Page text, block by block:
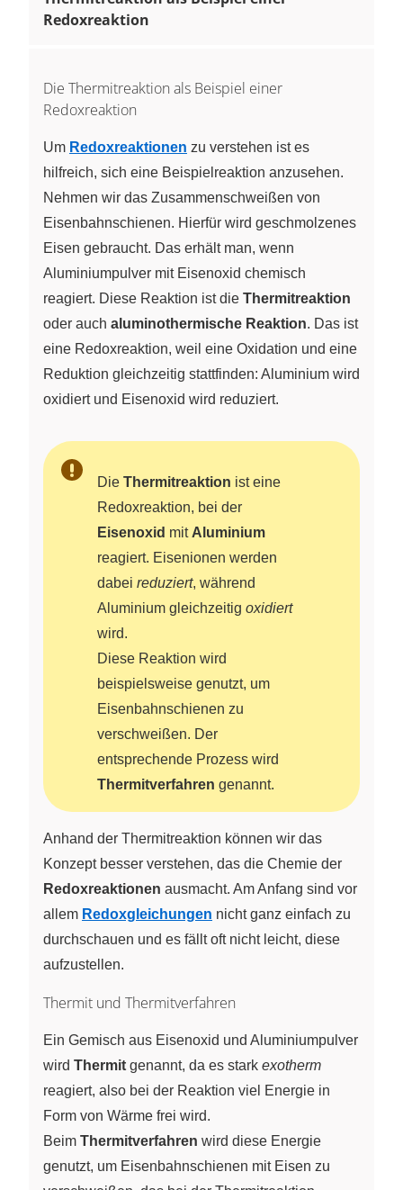
Redoxreaktion
Die Thermitreaktion als Beispiel einer
Redoxreaktion
Um Redoxreaktionen zu verstehen ist es
hilfreich, sich eine Beispielreaktion anzusehen.
Nehmen wir das Zusammenschweißen von
Eisenbahnschienen. Hierfür wird geschmolzenes
Eisen gebraucht. Das erhält man, wenn
Aluminiumpulver mit Eisenoxid chemisch
reagiert. Diese Reaktion ist die Thermitreaktion
oder auch aluminothermische Reaktion. Das ist
eine Redoxreaktion, weil eine Oxidation und eine
Reduktion gleichzeitig stattfinden: Aluminium wird
oxidiert und Eisenoxid wird reduziert.
Die Thermitreaktion ist eine
Redoxreaktion, bei der
Eisenoxid mit Aluminium
reagiert. Eisenionen werden
dabei reduziert, während
Aluminium gleichzeitig oxidiert
wird.
Diese Reaktion wird
beispielsweise genutzt, um
Eisenbahnschienen zu
verschweißen. Der
entsprechende Prozess wird
Thermitverfahren genannt.
Anhand der Thermitreaktion können wir das
Konzept besser verstehen, das die Chemie der
Redoxreaktionen ausmacht. Am Anfang sind vor
allem Redoxgleichungen nicht ganz einfach zu
durchschauen und es fällt oft nicht leicht, diese
aufzustellen.
Thermit und Thermitverfahren
Ein Gemisch aus Eisenoxid und Aluminiumpulver
wird Thermit genannt, da es stark exotherm
reagiert, also bei der Reaktion viel Energie in
Form von Wärme frei wird.
Beim Thermitverfahren wird diese Energie
genutzt, um Eisenbahnschienen mit Eisen zu